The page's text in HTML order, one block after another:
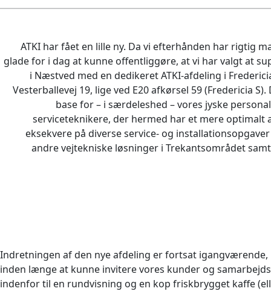
ATKI har fået en lille ny. Da vi efterhånden har rigtig
glade for i dag at kunne offentliggøre, at vi har valgt at
i Næstved med en dedikeret ATKI-afdeling i
Vesterballevej 19, lige ved E20 afkørsel 59 (Fredericia
base for – i særdeleshed – vores jyske
serviceteknikere, der hermed har et mere
eksekvere på diverse service- og
andre vejtekniske løsninger i Trekantsområdet
Indretningen af den nye afdeling er fortsat
inden længe at kunne invitere vores kunder og
indenfor til en rundvisning og en kop friskbrygget kaffe